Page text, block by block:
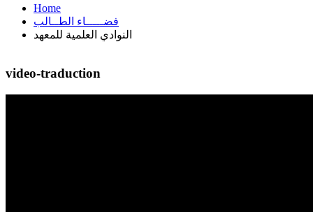
Home
فضـــــاء الطــالب
النوادي العلمية للمعهد
video-traduction